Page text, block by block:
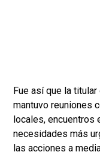
Fue así que la
mantuvo reuniones
locales, encuentros
necesidades más
las acciones a